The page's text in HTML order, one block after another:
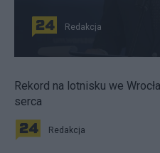
Redakcja
Rekord na lotnisku we
serca
Redakcja